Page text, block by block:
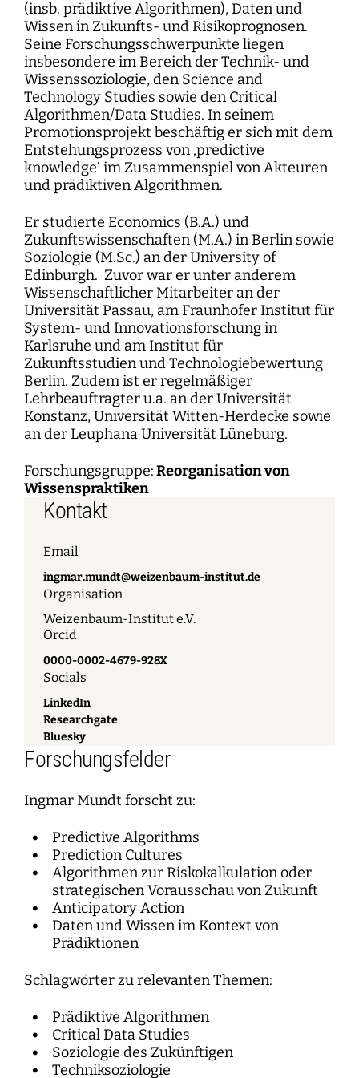
(insb. prädiktive Algorithmen), Daten und
Wissen in Zukunfts- und Risikoprognosen.
Seine Forschungsschwerpunkte liegen
insbesondere im Bereich der Technik- und
Wissenssoziologie, den Science and
Technology Studies sowie den Critical
Algorithmen/Data Studies. In seinem
Promotionsprojekt beschäftig er sich mit dem
Entstehungsprozess von ‚predictive
knowledge‘ im Zusammenspiel von Akteuren
und prädiktiven Algorithmen.
Er studierte Economics (B.A.) und
Zukunftswissenschaften (M.A.) in Berlin sowie
Soziologie (M.Sc.) an der University of
Edinburgh. Zuvor war er unter anderem
Wissenschaftlicher Mitarbeiter an der
Universität Passau, am Fraunhofer Institut für
System- und Innovationsforschung in
Karlsruhe und am Institut für
Zukunftsstudien und Technologiebewertung
Berlin. Zudem ist er regelmäßiger
Lehrbeauftragter u.a. an der Universität
Konstanz, Universität Witten-Herdecke sowie
an der Leuphana Universität Lüneburg.
Forschungsgruppe:Reorganisation von
Wissenspraktiken
Kontakt
Email
ingmar.mundt@weizenbaum-institut.de
Organisation
Weizenbaum-Institut e.V.
Orcid
0000-0002-4679-928X
Socials
LinkedIn
Researchgate
Bluesky
Forschungsfelder
Ingmar Mundt forscht zu:
Predictive Algorithms
Prediction Cultures
Algorithmen zur Riskokalkulation oder
strategischen Vorausschau von Zukunft
Anticipatory Action
Daten und Wissen im Kontext von
Prädiktionen
Schlagwörter zu relevanten Themen:
Prädiktive Algorithmen
Critical Data Studies
Soziologie des Zukünftigen
Techniksoziologie